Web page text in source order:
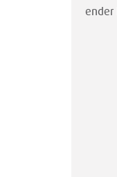
ender